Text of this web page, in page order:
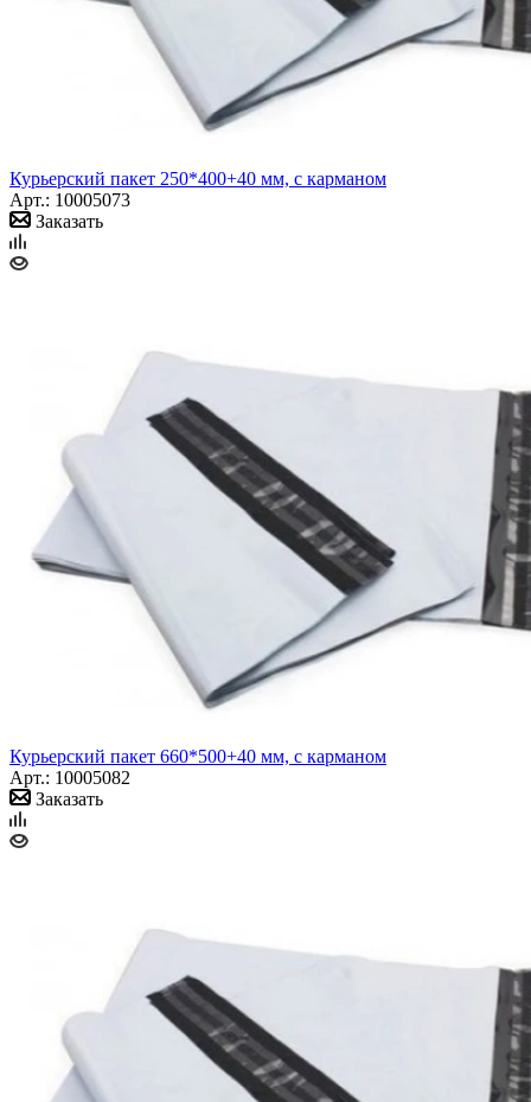
Курьерский пакет 250*400+40 мм, с карманом
Арт.: 10005073
Заказать
Курьерский пакет 660*500+40 мм, с карманом
Арт.: 10005082
Заказать